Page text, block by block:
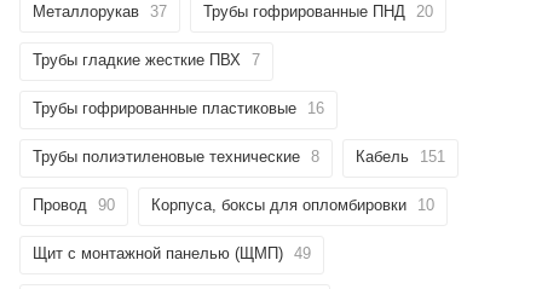
Металлорукав 37 Трубы гофрированные ПНД 20
Трубы гладкие жесткие ПВХ 7
Трубы гофрированные пластиковые 16
Трубы полиэтиленовые технические 8 Кабель 151
Провод 90 Корпуса, боксы для опломбировки 10
Щит с монтажной панелью (ЩМП) 49